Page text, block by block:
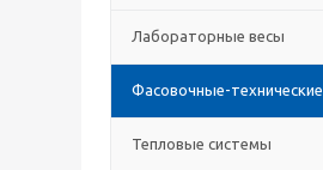
Лабораторные весы
Фасовочные-технические
Тепловые системы